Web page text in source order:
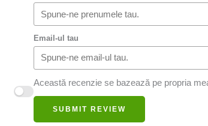
Email-ul tau
Această recenzie se bazează pe propria
SUBMIT REVIEW